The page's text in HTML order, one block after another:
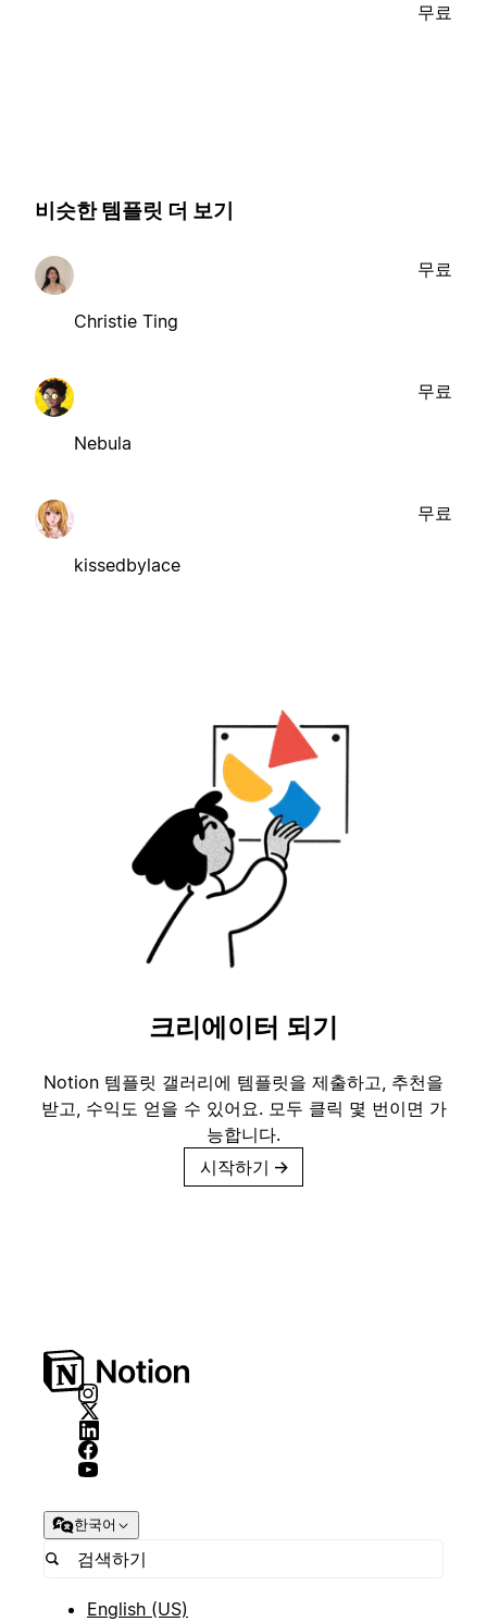
무료
비슷한 템플릿 더 보기
Christie Ting
무료
Nebula
무료
kissedbylace
무료
크리에이터 되기
Notion 템플릿 갤러리에 템플릿을 제출하고, 추천을
받고, 수익도 얻을 수 있어요. 모두 클릭 몇 번이면 가
능합니다.
시작하기 →
한국어
English (US)